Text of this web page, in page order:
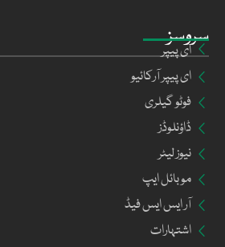
سروسز
ای پیپر
ای پیپر آرکائیو
فوٹو گیلری
ڈاؤنلوڈز
نیوز لیٹر
موبائل ایپ
آر ایس ایس فیڈ
اشتہارات